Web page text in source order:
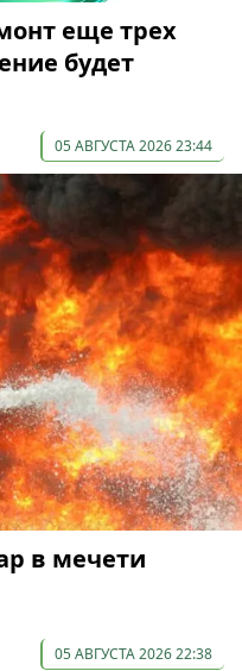
еще трех
будет
05 АВГУСТА 2026 23:44
в мечети
05 АВГУСТА 2026 22:38